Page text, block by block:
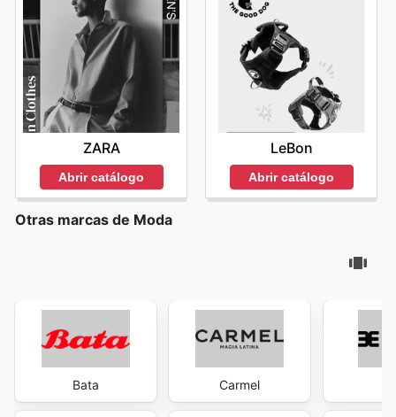
ZARA
Abrir catálogo
LeBon
Abrir catálogo
Otras marcas de Moda
Bata Carmel